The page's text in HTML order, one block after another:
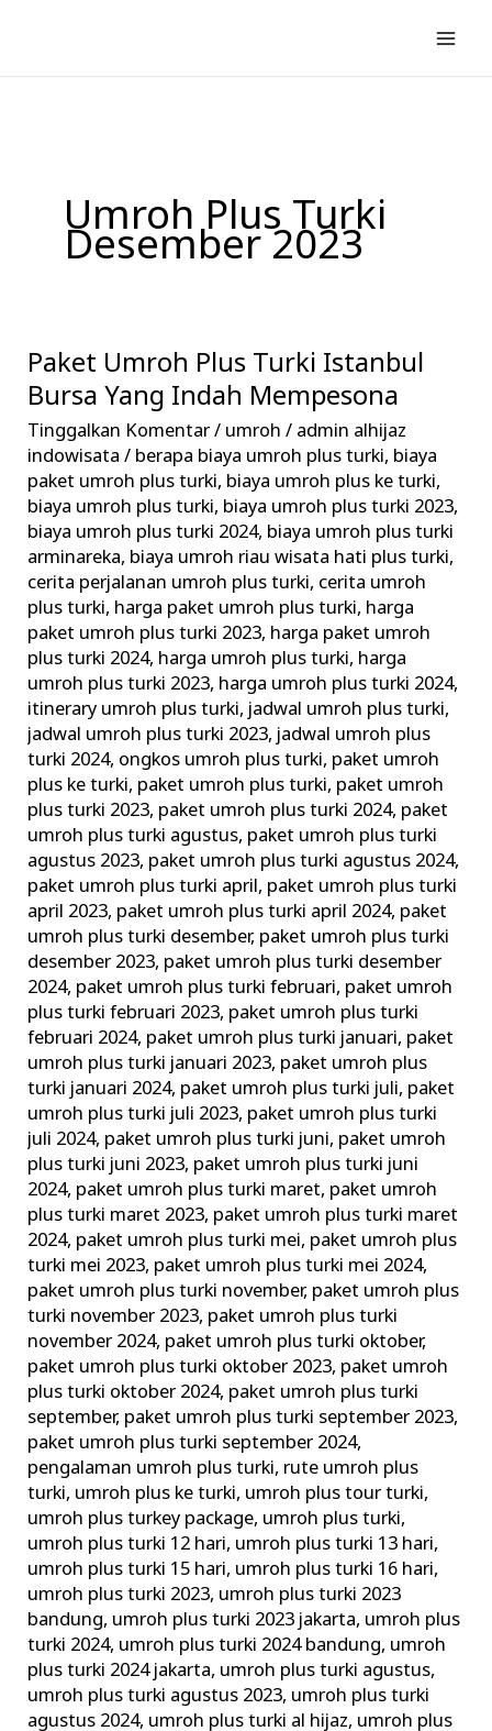
konten
Umroh Plus Turki
Desember 2023
Paket Umroh Plus Turki Istanbul
Bursa Yang Indah Mempesona
Tinggalkan Komentar/ umroh / admin alhijaz
indowisata/ berapa biaya umroh plus turki, biaya
paket umroh plus turki, biaya umroh plus ke turki,
biaya umroh plus turki, biaya umroh plus turki 2023,
biaya umroh plus turki 2024, biaya umroh plus turki
arminareka, biaya umroh riau wisata hati plus turki,
cerita perjalanan umroh plus turki, cerita umroh
plus turki, harga paket umroh plus turki, harga
paket umroh plus turki 2023, harga paket umroh
plus turki 2024, harga umroh plus turki, harga
umroh plus turki 2023, harga umroh plus turki 2024,
itinerary umroh plus turki, jadwal umroh plus turki,
jadwal umroh plus turki 2023, jadwal umroh plus
turki 2024, ongkos umroh plus turki, paket umroh
plus ke turki, paket umroh plus turki, paket umroh
plus turki 2023, paket umroh plus turki 2024, paket
umroh plus turki agustus, paket umroh plus turki
agustus 2023, paket umroh plus turki agustus 2024,
paket umroh plus turki april, paket umroh plus turki
april 2023, paket umroh plus turki april 2024, paket
umroh plus turki desember, paket umroh plus turki
desember 2023, paket umroh plus turki desember
2024, paket umroh plus turki februari, paket umroh
plus turki februari 2023, paket umroh plus turki
februari 2024, paket umroh plus turki januari, paket
umroh plus turki januari 2023, paket umroh plus
turki januari 2024, paket umroh plus turki juli, paket
umroh plus turki juli 2023, paket umroh plus turki
juli 2024, paket umroh plus turki juni, paket umroh
plus turki juni 2023, paket umroh plus turki juni
2024, paket umroh plus turki maret, paket umroh
plus turki maret 2023, paket umroh plus turki maret
2024, paket umroh plus turki mei, paket umroh plus
turki mei 2023, paket umroh plus turki mei 2024,
paket umroh plus turki november, paket umroh plus
turki november 2023, paket umroh plus turki
november 2024, paket umroh plus turki oktober,
paket umroh plus turki oktober 2023, paket umroh
plus turki oktober 2024, paket umroh plus turki
september, paket umroh plus turki september 2023,
paket umroh plus turki september 2024,
pengalaman umroh plus turki, rute umroh plus
turki, umroh plus ke turki, umroh plus tour turki,
umroh plus turkey package, umroh plus turki,
umroh plus turki 12 hari, umroh plus turki 13 hari,
umroh plus turki 15 hari, umroh plus turki 16 hari,
umroh plus turki 2023, umroh plus turki 2023
bandung, umroh plus turki 2023 jakarta, umroh plus
turki 2024, umroh plus turki 2024 bandung, umroh
plus turki 2024 jakarta, umroh plus turki agustus,
umroh plus turki agustus 2023, umroh plus turki
agustus 2024, umroh plus turki al hijaz, umroh plus
Paket
Umroh
Plus
Turki
Istanbul
Bursa
Yang
Indah
Mempesona